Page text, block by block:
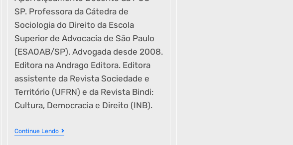
SP. Professora da Cátedra de
Sociologia do Direito da Escola
Superior de Advocacia de São Paulo
(ESAOAB/SP). Advogada desde 2008.
Editora na Andrago Editora. Editora
assistente da Revista Sociedade e
Território (UFRN) e da Revista Bindi:
Cultura, Democracia e Direito (INB).
Continue Lendo